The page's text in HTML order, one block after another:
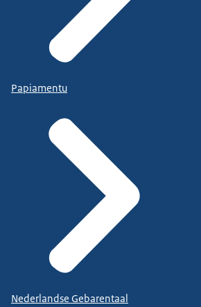
Papiamentu
Nederlandse Gebarentaal